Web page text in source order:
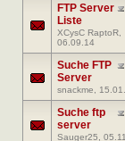
FTP Server
Liste
XCysC RaptoR
06.09.14
Suche FTP
Server
snackme ,
Suche ftp
server
Sauger25 ,